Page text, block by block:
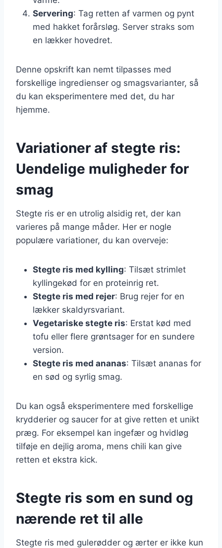
Servering: Tag retten af varmen og pynt
med hakket forårsløg. Server straks som
en lækker hovedret.
Denne opskrift kan nemt tilpasses med
forskellige ingredienser og smagsvarianter, så
du kan eksperimentere med det, du har
hjemme.
Variationer af stegte ris:
Uendelige muligheder for
smag
Stegte ris er en utrolig alsidig ret, der kan
varieres på mange måder. Her er nogle
populære variationer, du kan overveje:
Stegte ris med kylling: Tilsæt strimlet
kyllingekød for en proteinrig ret.
Stegte ris med rejer: Brug rejer for en
lækker skaldyrsvariant.
Vegetariske stegte ris: Erstat kød med
tofu eller flere grøntsager for en sundere
version.
Stegte ris med ananas: Tilsæt ananas for
en sød og syrlig smag.
Du kan også eksperimentere med forskellige
krydderier og saucer for at give retten et unikt
præg. For eksempel kan ingefær og hvidløg
tilføje en dejlig aroma, mens chili kan give
retten et ekstra kick.
Stegte ris som en sund og
nærende ret til alle
Stegte ris med gulerødder og ærter er ikke kun